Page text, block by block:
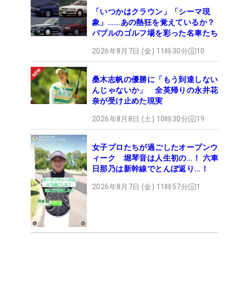
「いつかはクラウン」「シーマ現
象」……あの熱狂を覚えているか？
バブルのゴルフ場を彩った名車たち
2026年8月7日 (金) 11時30分 10
桑木志帆の優勝に「もう到達しない
んじゃないか」 全英帰りの永井花
奈が受け止めた現実
2026年8月8日 (土) 10時30分 19
女子プロたちが過ごしたオープンウ
ィーク 堀琴音は人生初の…！ 六車
日那乃は新幹線でとんぼ返り…！
2026年8月7日 (金) 11時57分 1